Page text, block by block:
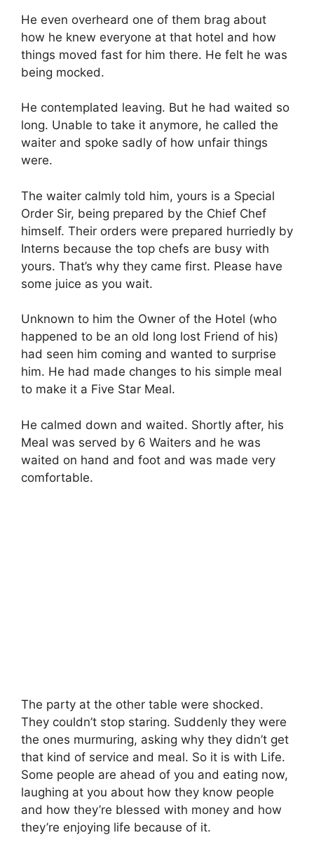
He even overheard one of them brag about
how he knew everyone at that hotel and how
things moved fast for him there. He felt he was
being mocked.
He contemplated leaving. But he had waited so
long. Unable to take it anymore, he called the
waiter and spoke sadly of how unfair things
were.
The waiter calmly told him, yours is a Special
Order Sir, being prepared by the Chief Chef
himself. Their orders were prepared hurriedly by
Interns because the top chefs are busy with
yours. That’s why they came first. Please have
some juice as you wait.
Unknown to him the Owner of the Hotel (who
happened to be an old long lost Friend of his)
had seen him coming and wanted to surprise
him. He had made changes to his simple meal
to make it a Five Star Meal.
He calmed down and waited. Shortly after, his
Meal was served by 6 Waiters and he was
waited on hand and foot and was made very
comfortable.
The party at the other table were shocked.
They couldn’t stop staring. Suddenly they were
the ones murmuring, asking why they didn’t get
that kind of service and meal. So it is with Life.
Some people are ahead of you and eating now,
laughing at you about how they know people
and how they’re blessed with money and how
they’re enjoying life because of it.